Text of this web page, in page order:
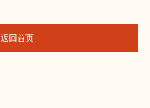
返回首页